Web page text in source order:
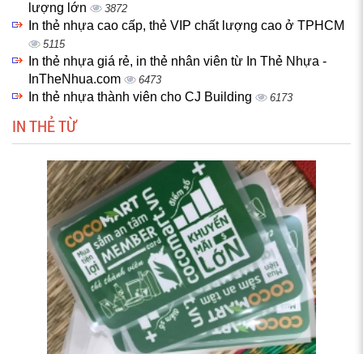
lượng lớn
3872
In thẻ nhựa cao cấp, thẻ VIP chất lượng cao ở TPHCM
5115
In thẻ nhựa giá rẻ, in thẻ nhân viên từ In Thẻ Nhựa -
InTheNhua.com
6473
In thẻ nhựa thành viên cho CJ Building 6173
IN THẺ TỪ